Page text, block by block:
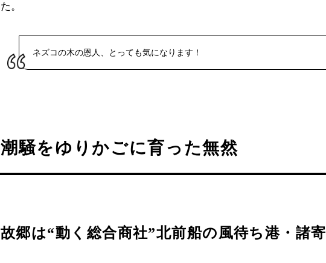
た。
ネズコの木の恩人、とっても気になります！
潮騒をゆりかごに育った無然
故郷は“動く総合商社”北前船の風待ち港・諸寄